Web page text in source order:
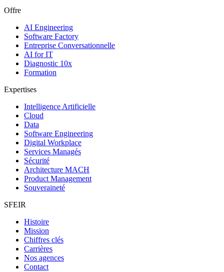
Offre
AI Engineering
Software Factory
Entreprise Conversationnelle
AI for IT
Diagnostic 10x
Formation
Expertises
Intelligence Artificielle
Cloud
Data
Software Engineering
Digital Workplace
Services Managés
Sécurité
Architecture MACH
Product Management
Souveraineté
SFEIR
Histoire
Mission
Chiffres clés
Carrières
Nos agences
Contact